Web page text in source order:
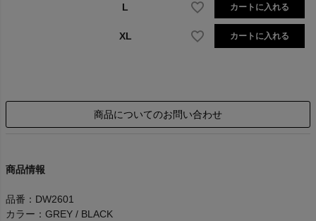
L カートに入れる
XL カートに入れる
商品についてのお問い合わせ
商品情報
品番：DW2601
カラー：GREY / BLACK